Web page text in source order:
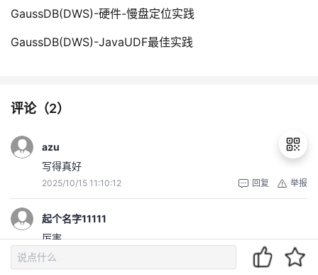
GaussDB(DWS)-硬件-慢盘定位实践
GaussDB(DWS)-JavaUDF最佳实践
评论（2）
azu
写得真好
2025/10/15 11:10:12 举报
回复
起个名字11111
厉害
2025/10/15 11:08:29 举报
回复